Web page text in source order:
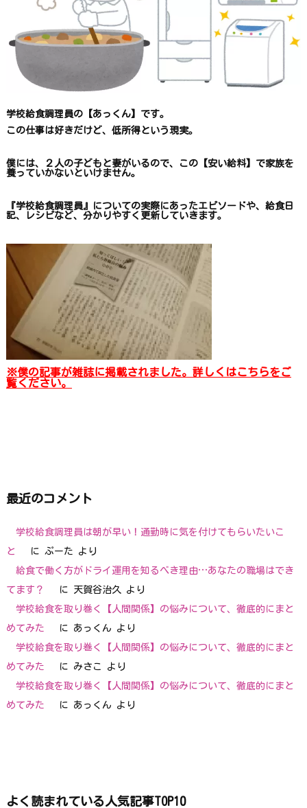
学校給食調理員の【あっくん】です。
この仕事は好きだけど、 低所得という現実。
僕には、２人の子どもと妻がいるので、 この【安い給料】で家族を
養っていかないといけません。
『学校給食調理員』についての実際にあったエピソードや、 給食日
記、レシピなど、 分かりやすく更新していきます。
※僕の記事が雑誌に掲載されました。詳しくはこちらをご
覧ください。
最近のコメント
学校給食調理員は朝が早い！通勤時に気を付けてもらいたいこ
と
に ぷーた より
給食で働く方がドライ運用を知るべき理由…あなたの職場はでき
てます？
に 天賀谷治久
より
学校給食を取り巻く【人間関係】の悩みについて、徹底的にまと
めてみた
に あっくん より
学校給食を取り巻く【人間関係】の悩みについて、徹底的にまと
めてみた
に みさこ
より
学校給食を取り巻く【人間関係】の悩みについて、徹底的にまと
めてみた
に あっくん より
よく読まれている人気記事TOP10